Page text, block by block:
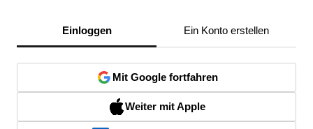
Einloggen Ein Konto erstellen
Mit Google fortfahren
Weiter mit Apple